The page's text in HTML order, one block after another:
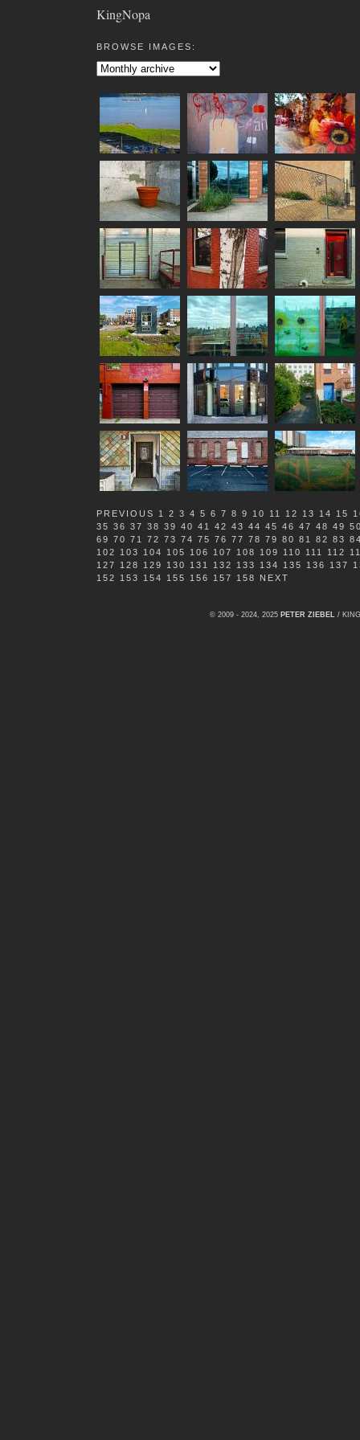
KingNopa
BROWSE IMAGES:
PREVIOUS 1 2 3 4 5 6 7 8 9 10 11 12 13 14 15
35 36 37 38 39 40 41 42 43 44 45 46 47 48 49
69 70 71 72 73 74 75 76 77 78 79 80 81 82 83
102
103 104 105 106 107 108 109 110 111 112
127
128 129 130 131 132 133 134 135 136 137
152
153 154 155 156 157 158 NEXT
© 2009 - 2024, 2025 PETER ZIEBEL /